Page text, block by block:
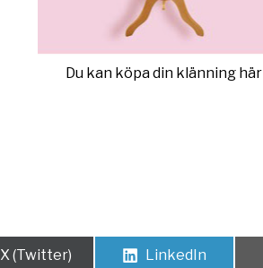
Du kan köpa din klänning här
Dela
X (Twitter)
Dela
LinkedIn